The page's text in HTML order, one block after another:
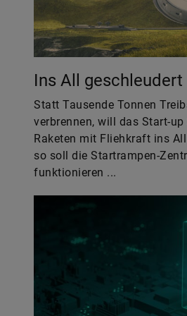
Ins All geschleudert
Statt Tausende Tonnen
verbrennen, will das Start-
Raketen mit Fliehkraft ins
so soll die Startrampen-
funktionieren ...